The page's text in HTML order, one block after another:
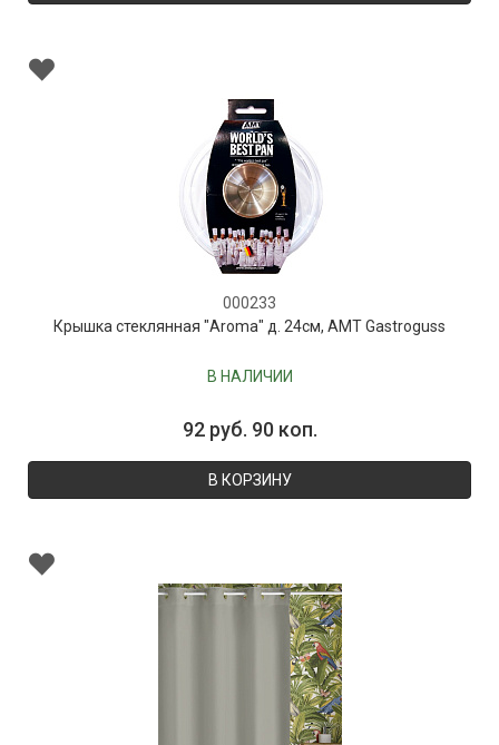
000233
Крышка стеклянная "Aroma" д. 24см, AMT Gastroguss
В НАЛИЧИИ
92 руб. 90 коп.
В КОРЗИНУ